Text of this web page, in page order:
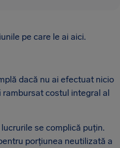
pe care le ai aici.
dacă nu ai efectuat nicio
costul integral al
se complică puțin.
porțiunea neutilizată a